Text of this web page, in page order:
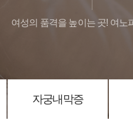
여성의 품격을 높이는 곳! 여노
자궁내막증